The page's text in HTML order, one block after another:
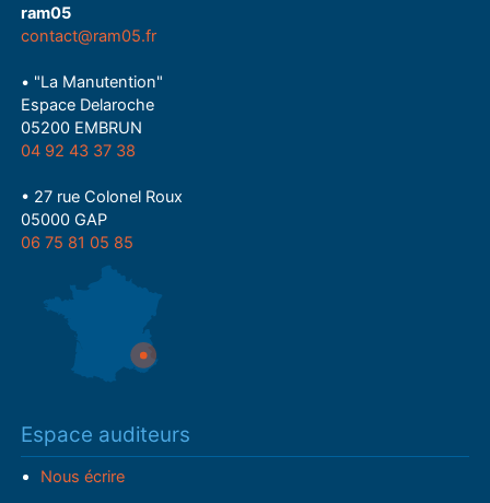
ram05
contact@ram05.fr
• "La Manutention"
Espace Delaroche
05200 EMBRUN
04 92 43 37 38
• 27 rue Colonel Roux
05000 GAP
06 75 81 05 85
Espace auditeurs
Nous écrire